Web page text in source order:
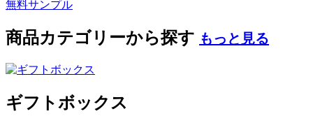
無料サンプル
商品カテゴリーから探す もっと見る
ギフトボックス